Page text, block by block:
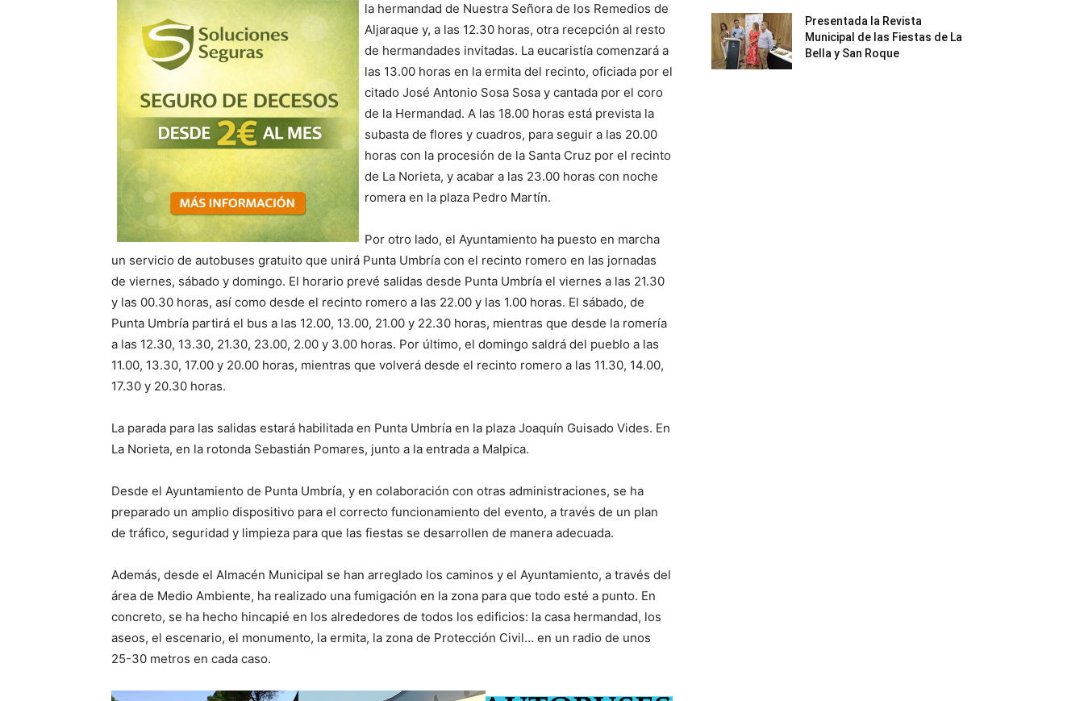
la hermandad de Nuestra Señora de los Remedios de
Aljaraque y, a las 12.30 horas, otra recepción al resto
de hermandades invitadas. La eucaristía comenzará a
las 13.00 horas en la ermita del recinto, oficiada por el
citado José Antonio Sosa Sosa y cantada por el coro
de la Hermandad. A las 18.00 horas está prevista la
subasta de flores y cuadros, para seguir a las 20.00
horas con la procesión de la Santa Cruz por el recinto
de La Norieta, y acabar a las 23.00 horas con noche
romera en la plaza Pedro Martín.
Por otro lado, el Ayuntamiento ha puesto en marcha
un servicio de autobuses gratuito que unirá Punta Umbría con el recinto romero en las jornadas
de viernes, sábado y domingo. El horario prevé salidas desde Punta Umbría el viernes a las 21.30
y las 00.30 horas, así como desde el recinto romero a las 22.00 y las 1.00 horas. El sábado, de
Punta Umbría partirá el bus a las 12.00, 13.00, 21.00 y 22.30 horas, mientras que desde la romería
a las 12.30, 13.30, 21.30, 23.00, 2.00 y 3.00 horas. Por último, el domingo saldrá del pueblo a las
11.00, 13.30, 17.00 y 20.00 horas, mientras que volverá desde el recinto romero a las 11.30, 14.00,
17.30 y 20.30 horas.
La parada para las salidas estará habilitada en Punta Umbría en la plaza Joaquín Guisado Vides. En
La Norieta, en la rotonda Sebastián Pomares, junto a la entrada a Malpica.
Desde el Ayuntamiento de Punta Umbría, y en colaboración con otras administraciones, se ha
preparado un amplio dispositivo para el correcto funcionamiento del evento, a través de un plan
de tráfico, seguridad y limpieza para que las fiestas se desarrollen de manera adecuada.
Además, desde el Almacén Municipal se han arreglado los caminos y el Ayuntamiento, a través del
área de Medio Ambiente, ha realizado una fumigación en la zona para que todo esté a punto. En
concreto, se ha hecho hincapié en los alrededores de todos los edificios: la casa hermandad, los
aseos, el escenario, el monumento, la ermita, la zona de Protección Civil… en un radio de unos
25-30 metros en cada caso.
Presentada la Revista
Municipal de las Fiestas de La
Bella y San Roque